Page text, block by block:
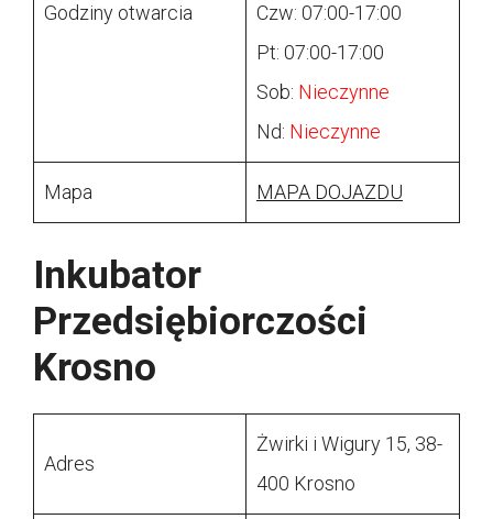
Godziny otwarcia
Czw: 07:00-17:00
Pt: 07:00-17:00
Sob: Nieczynne
Nd: Nieczynne
Mapa MAPA DOJAZDU
Inkubator
Przedsiębiorczości
Krosno
Adres
Żwirki i Wigury 15, 38-
400 Krosno